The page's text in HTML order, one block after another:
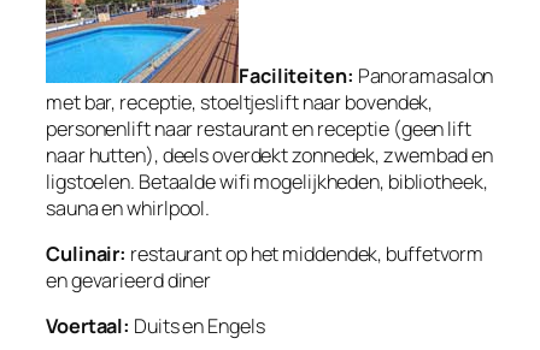
Faciliteiten: Panoramasalon
met bar, receptie, stoeltjeslift naar bovendek,
personenlift naar restaurant en receptie (geen lift
naar hutten), deels overdekt zonnedek, zwembad en
ligstoelen. Betaalde wifi mogelijkheden, bibliotheek,
sauna en whirlpool.
Culinair: restaurant op het middendek, buffetvorm
en gevarieerd diner
Voertaal: Duits en Engels